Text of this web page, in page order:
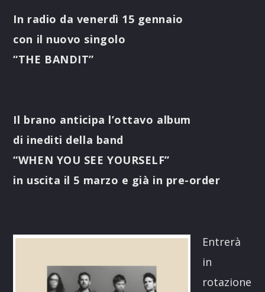
In radio da venerdì 15 gennaio
con il nuovo singolo
“THE BANDIT”
Il brano anticipa l’ottavo album
di inediti della band
“WHEN YOU SEE YOURSELF”
in uscita il 5 marzo e già in pre-order
Entrerà
in
rotazione